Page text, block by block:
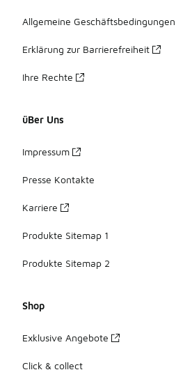
Allgemeine Geschäftsbedingungen
Erklärung zur Barrierefreiheit
Ihre Rechte
üBer Uns
Impressum
Presse Kontakte
Karriere
Produkte Sitemap 1
Produkte Sitemap 2
Shop
Exklusive Angebote
Click & collect